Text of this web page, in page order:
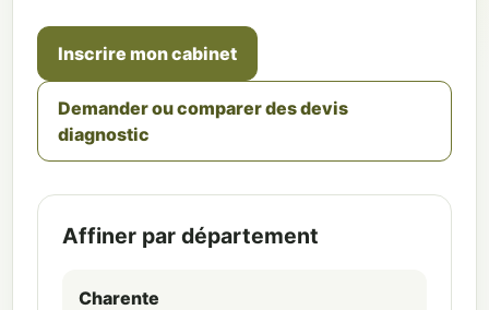
Inscrire mon cabinet
Demander ou comparer des devis
diagnostic
Affiner par département
Charente